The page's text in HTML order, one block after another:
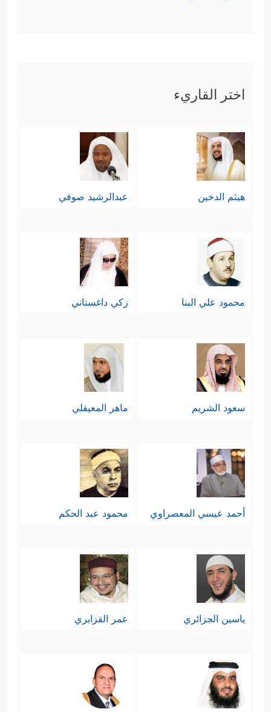
اختر القاريء
هيثم الدخين عبدالرشيد صوفي
محمود علي البنا زكي داغستاني
سعود الشريم ماهر المعيقلي
أحمد عيسي المعصراوي محمود عبد الحكم
ياسين الجزائري عمر القزابري